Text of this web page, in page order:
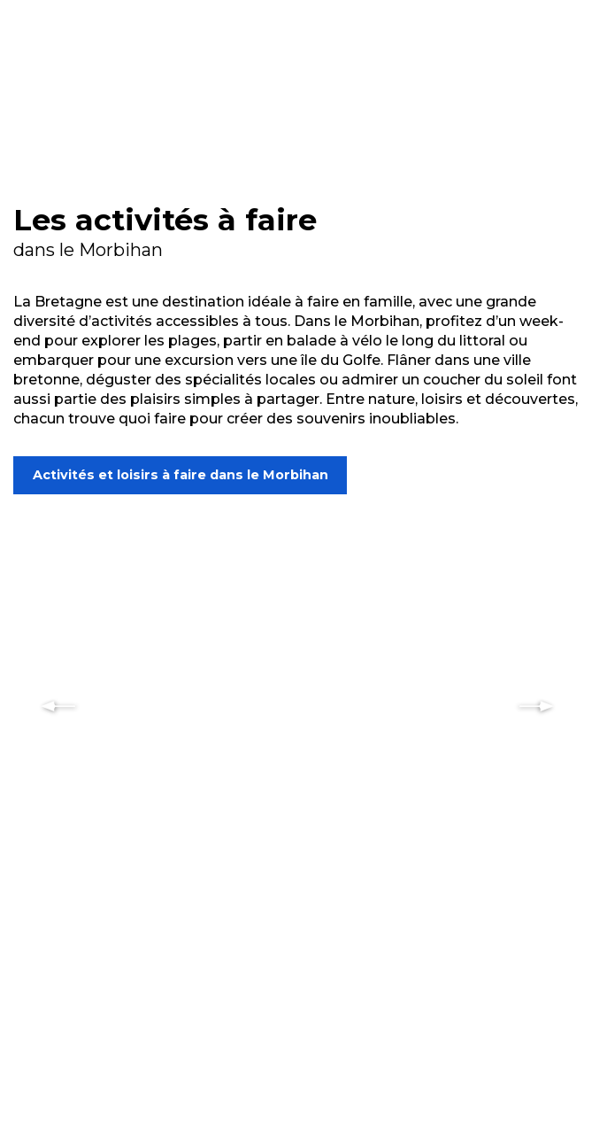
Les activités à faire
dans le Morbihan
La Bretagne est une destination idéale à faire en famille, avec une grande
diversité d’activités accessibles à tous. Dans le Morbihan, profitez d’un week-
end pour explorer les plages, partir en balade à vélo le long du littoral ou
embarquer pour une excursion vers une île du Golfe. Flâner dans une ville
bretonne, déguster des spécialités locales ou admirer un coucher du soleil font
aussi partie des plaisirs simples à partager. Entre nature, loisirs et découvertes,
chacun trouve quoi faire pour créer des souvenirs inoubliables.
Activités et loisirs à faire dans le Morbihan